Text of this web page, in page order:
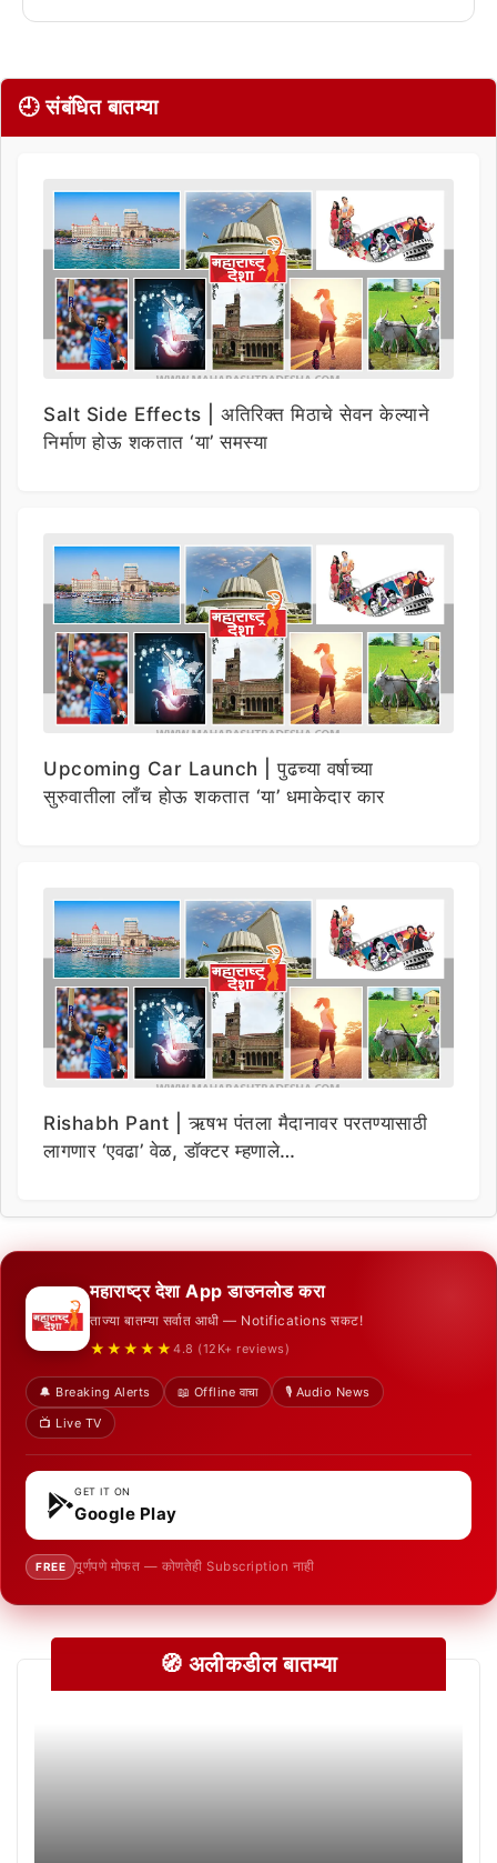
🕘 संबंधित बातम्या
Salt Side Effects | अतिरिक्त मिठाचे सेवन केल्याने
निर्माण होऊ शकतात ‘या’ समस्या
Upcoming Car Launch | पुढच्या वर्षाच्या
सुरुवातीला लाँच होऊ शकतात ‘या’ धमाकेदार कार
Rishabh Pant | ऋषभ पंतला मैदानावर परतण्यासाठी
लागणार ‘एवढा’ वेळ, डॉक्टर म्हणाले…
महाराष्ट्र देशा App डाउनलोड करा
ताज्या बातम्या सर्वात आधी — Notifications सकट!
★★★★★ 4.8 (12K+ reviews)
🔔 Breaking Alerts 📖 Offline वाचा
🎙️ Audio News
📺 Live TV
GET IT ON
Google Play
FREE पूर्णपणे मोफत — कोणतेही Subscription नाही
🧭 अलीकडील बातम्या